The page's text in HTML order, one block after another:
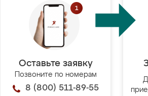
Оставьте заявку
Позвоните по номерам
8 (800) 511-89-55